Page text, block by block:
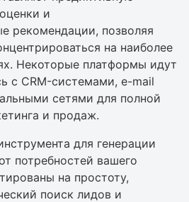
и
рекомендации, позволяя
на наиболее
Некоторые платформы идут
с CRM-системами, e-mail
сетями для полной
и продаж.
для генерации
потребностей вашего
на простоту,
поиск лидов и